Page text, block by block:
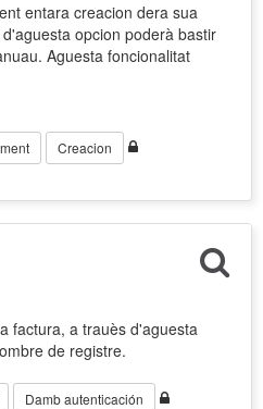
entara creacion dera sua
opcion poderà bastir
Aguesta foncionalitat
Creacion
factura, a trauès d'aguesta
de registre.
Damb autenticación